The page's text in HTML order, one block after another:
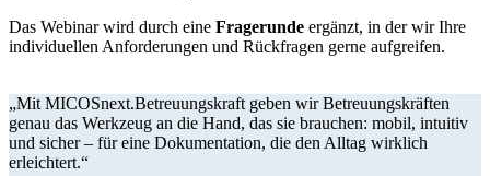
Das Webinar wird durch eine Fragerunde ergänzt, in der wir Ihre
individuellen Anforderungen und Rückfragen gerne aufgreifen.
„Mit MICOSnext.Betreuungskraft geben wir Betreuungskräften
genau das Werkzeug an die Hand, das sie brauchen: mobil, intuitiv
und sicher – für eine Dokumentation, die den Alltag wirklich
erleichtert.“